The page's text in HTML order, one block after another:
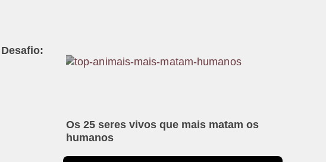
Os 25 seres vivos que mais matam os
humanos